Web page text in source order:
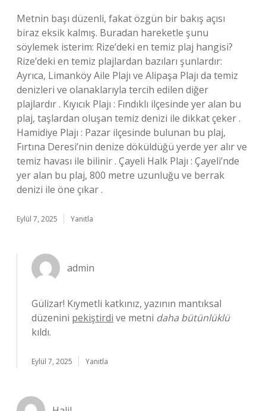
Metnin başı düzenli, fakat özgün bir bakış açısı
biraz eksik kalmış. Buradan hareketle şunu
söylemek isterim: Rize’deki en temiz plaj hangisi?
Rize’deki en temiz plajlardan bazıları şunlardır:
Ayrıca, Limanköy Aile Plajı ve Alipaşa Plajı da temiz
denizleri ve olanaklarıyla tercih edilen diğer
plajlardır . Kıyıcık Plajı : Fındıklı ilçesinde yer alan bu
plaj, taşlardan oluşan temiz denizi ile dikkat çeker .
Hamidiye Plajı : Pazar ilçesinde bulunan bu plaj,
Fırtına Deresi’nin denize döküldüğü yerde yer alır ve
temiz havası ile bilinir . Çayeli Halk Plajı : Çayeli’nde
yer alan bu plaj, 800 metre uzunluğu ve berrak
denizi ile öne çıkar .
Eylül 7, 2025 Yanıtla
admin
Gülizar! Kıymetli katkınız, yazının mantıksal
düzenini pekiştirdi ve metni daha bütünlüklü
kıldı.
Eylül 7, 2025 Yanıtla